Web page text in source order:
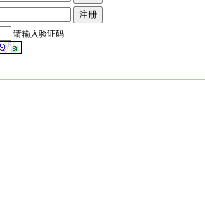
请输入验证码